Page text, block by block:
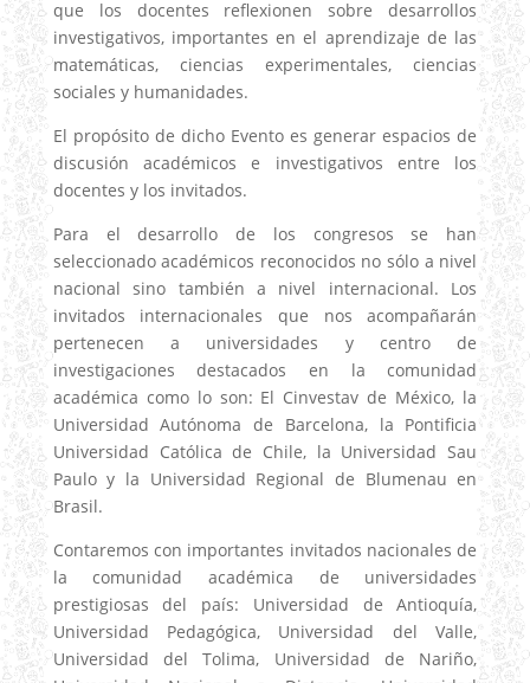
que los docentes reflexionen sobre desarrollos
investigativos, importantes en el aprendizaje de las
matemáticas, ciencias experimentales, ciencias
sociales y humanidades.
El propósito de dicho Evento es generar espacios de
discusión académicos e investigativos entre los
docentes y los invitados.
Para el desarrollo de los congresos se han
seleccionado académicos reconocidos no sólo a nivel
nacional sino también a nivel internacional. Los
invitados internacionales que nos acompañarán
pertenecen a universidades y centro de
investigaciones destacados en la comunidad
académica como lo son: El Cinvestav de México, la
Universidad Autónoma de Barcelona, la Pontificia
Universidad Católica de Chile, la Universidad Sau
Paulo y la Universidad Regional de Blumenau en
Brasil.
Contaremos con importantes invitados nacionales de
la comunidad académica de universidades
prestigiosas del país: Universidad de Antioquía,
Universidad Pedagógica, Universidad del Valle,
Universidad del Tolima, Universidad de Nariño,